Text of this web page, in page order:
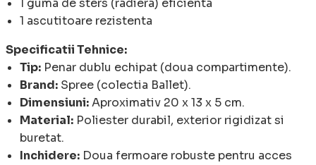
1 guma de sters (radiera) eficienta
1 ascutitoare rezistenta
Specificatii Tehnice:
Tip: Penar dublu echipat (doua compartimente).
Brand: Spree (colectia Ballet).
Dimensiuni:Aproximativ 20 x 13 x 5 cm.
Material: Poliester durabil, exterior rigidizat si
buretat.
Inchidere: Doua fermoare robuste pentru acces